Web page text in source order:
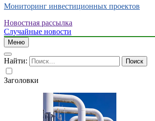
Мониторинг инвестиционных проектов
Новостная рассылка
Случайные новости
Меню
Найти:
Заголовки